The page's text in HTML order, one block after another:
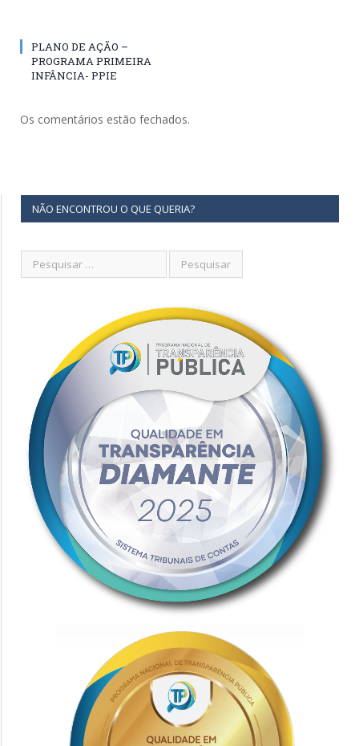
PLANO DE AÇÃO –
PROGRAMA PRIMEIRA
INFÂNCIA- PPIE
Os comentários estão fechados.
NÃO ENCONTROU O QUE QUERIA?